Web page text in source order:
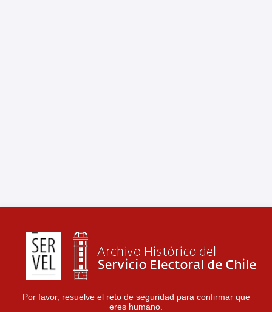
Por favor, resuelve el reto de seguridad para confirmar que
eres humano.